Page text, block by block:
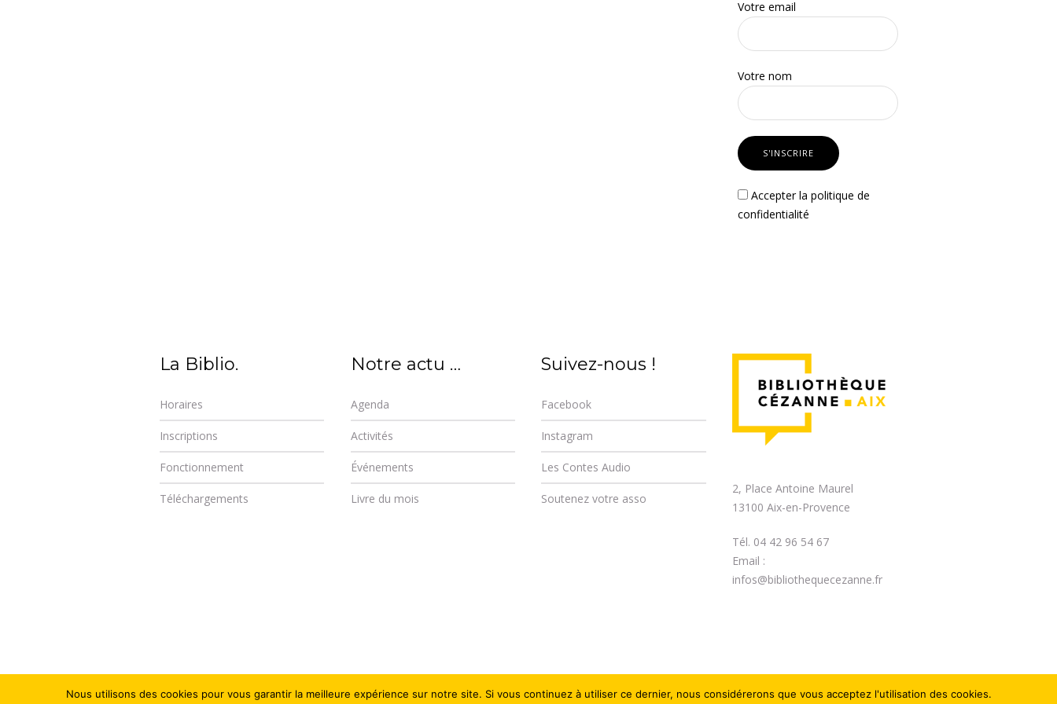
Votre email
Votre nom
Accepter la politique de
confidentialité
La Biblio.
Horaires
Inscriptions
Fonctionnement
Téléchargements
Notre actu …
Agenda
Activités
Événements
Livre du mois
Suivez-nous !
Facebook
Instagram
Les Contes Audio
Soutenez votre asso
2, Place Antoine Maurel
13100 Aix-en-Provence
Tél. 04 42 96 54 67
Email :
infos@bibliothequecezanne.fr
Nous utilisons des cookies pour vous garantir la meilleure expérience sur notre site. Si vous continuez à utiliser ce dernier, nous considérerons que vous acceptez l'utilisation des cookies.